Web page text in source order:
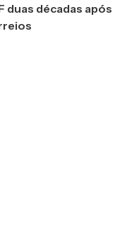
duas décadas após